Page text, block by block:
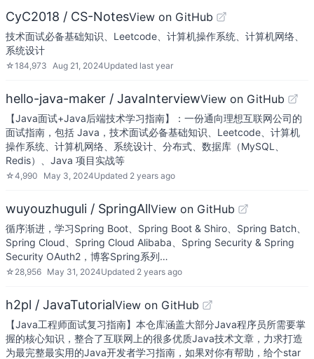
CyC2018 / CS-NotesView on GitHub
技术面试必备基础知识、Leetcode、计算机操作系统、计算机网络、
系统设计
☆184,973 Aug 21, 2024Updated last year
hello-java-maker / JavaInterviewView on GitHub
【Java面试+Java后端技术学习指南】：一份通向理想互联网公司的
面试指南，包括 Java，技术面试必备基础知识、Leetcode、计算机
操作系统、计算机网络、系统设计、分布式、数据库（MySQL、
Redis）、Java 项目实战等
☆4,990 May 3, 2024Updated 2 years ago
wuyouzhuguli / SpringAllView on GitHub
循序渐进，学习Spring Boot、Spring Boot & Shiro、Spring Batch、
Spring Cloud、Spring Cloud Alibaba、Spring Security & Spring
Security OAuth2，博客Spring系列…
☆ 28,956 May 31, 2024Updated 2 years ago
h2pl / JavaTutorialView on GitHub
【Java工程师面试复习指南】本仓库涵盖大部分Java程序员所需要掌
握的核心知识，整合了互联网上的很多优质Java技术文章，力求打造
为最完整最实用的Java开发者学习指南，如果对你有帮助，给个star